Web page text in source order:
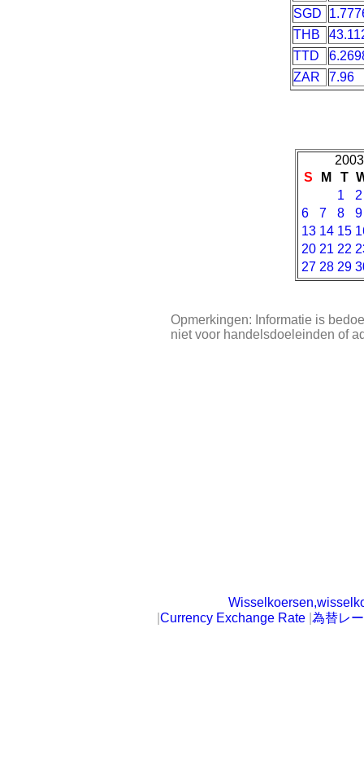
SGD
THB
TTD
ZAR
7.96
S
M T
1
2
6
7 8
9
13 14 15
20 21 22
27 28 29
Opmerkingen: Informatie is
niet voor handelsdoeleinden of
Currency Exchange Rate 為替レ